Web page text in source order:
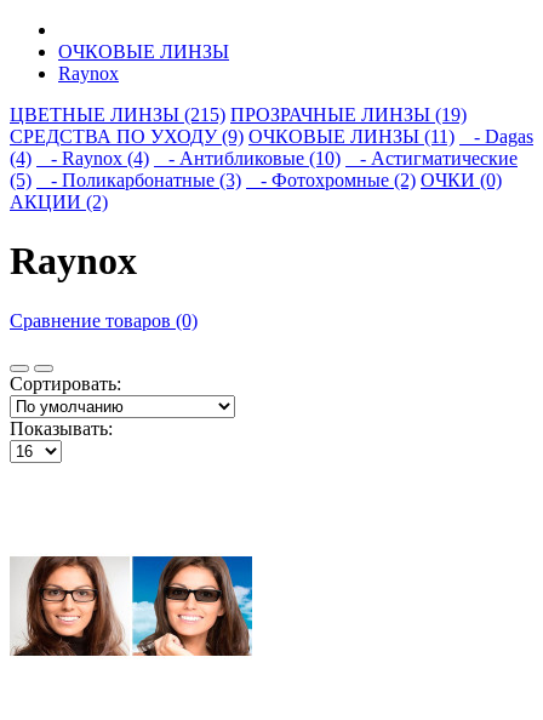
ОЧКОВЫЕ ЛИНЗЫ
Raynox
ЦВЕТНЫЕ ЛИНЗЫ (215) ПРОЗРАЧНЫЕ ЛИНЗЫ (19)
СРЕДСТВА ПО УХОДУ (9) ОЧКОВЫЕ ЛИНЗЫ (11)
- Dagas
(4)
- Raynox (4) - Антибликовые (10)
- Астигматические
(5)
- Поликарбонатные (3) - Фотохромные (2) ОЧКИ (0)
АКЦИИ (2)
Raynox
Сравнение товаров (0)
Сортировать:
Показывать: